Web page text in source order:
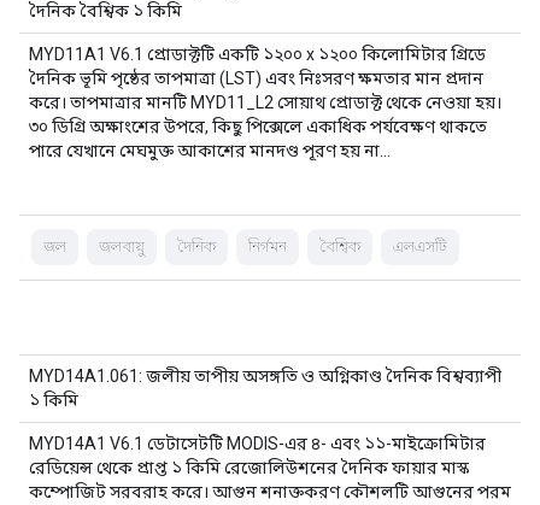
দৈনিক বৈশ্বিক ১ কিমি
MYD11A1 V6.1 প্রোডাক্টটি একটি ১২০০ x ১২০০ কিলোমিটার গ্রিডে
দৈনিক ভূমি পৃষ্ঠের তাপমাত্রা (LST) এবং নিঃসরণ ক্ষমতার মান প্রদান
করে। তাপমাত্রার মানটি MYD11_L2 সোয়াথ প্রোডাক্ট থেকে নেওয়া হয়।
৩০ ডিগ্রি অক্ষাংশের উপরে, কিছু পিক্সেলে একাধিক পর্যবেক্ষণ থাকতে
পারে যেখানে মেঘমুক্ত আকাশের মানদণ্ড পূরণ হয় না…
জল জলবায়ু দৈনিক নির্গমন বৈশ্বিক এলএসটি
MYD14A1.061: জলীয় তাপীয় অসঙ্গতি ও অগ্নিকাণ্ড দৈনিক বিশ্বব্যাপী
১ কিমি
MYD14A1 V6.1 ডেটাসেটটি MODIS-এর ৪- এবং ১১-মাইক্রোমিটার
রেডিয়েন্স থেকে প্রাপ্ত ১ কিমি রেজোলিউশনের দৈনিক ফায়ার মাস্ক
কম্পোজিট সরবরাহ করে। আগুন শনাক্তকরণ কৌশলটি আগুনের পরম